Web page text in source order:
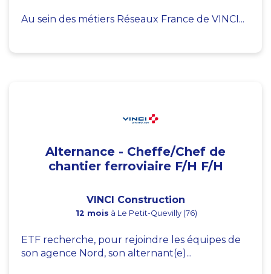
Au sein des métiers Réseaux France de VINCI...
Alternance - Cheffe/Chef de
chantier ferroviaire F/H F/H
VINCI Construction
12 mois à Le Petit-Quevilly (76)
ETF recherche, pour rejoindre les équipes de
son agence Nord, son alternant(e)...